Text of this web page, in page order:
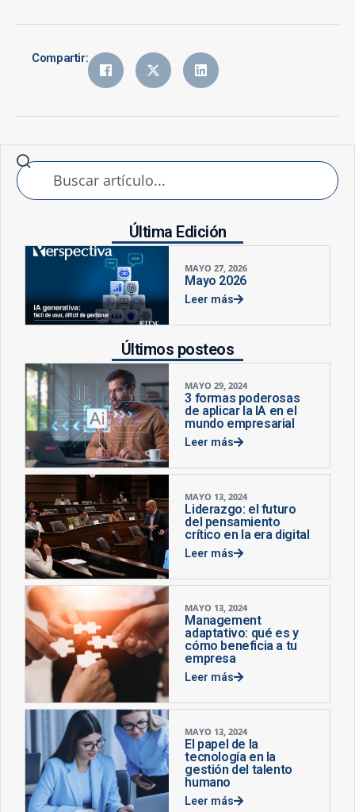
Compartir:
Última Edición
MAYO 27, 2026
Mayo 2026
Leer más
Últimos posteos
MAYO 29, 2024
3 formas poderosas
de aplicar la IA en el
mundo empresarial
Leer más
MAYO 13, 2024
Liderazgo: el futuro
del pensamiento
crítico en la era digital
Leer más
MAYO 13, 2024
Management
adaptativo: qué es y
cómo beneficia a tu
empresa
Leer más
MAYO 13, 2024
El papel de la
tecnología en la
gestión del talento
humano
Leer más